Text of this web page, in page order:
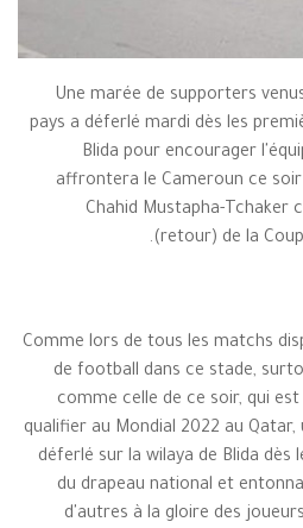
Une marée de supporters
pays a déferlé mardi dès les
Blida pour encourager
affrontera le Cameroun ce
Chahid Mustapha-Tchaker
(retour) de la
Comme lors de tous les matchs
de football dans ce stade,
comme celle de ce soir, qui
qualifier au Mondial 2022 au
déferlé sur la wilaya de Blida dès
du drapeau national et
d'autres à la gloire des